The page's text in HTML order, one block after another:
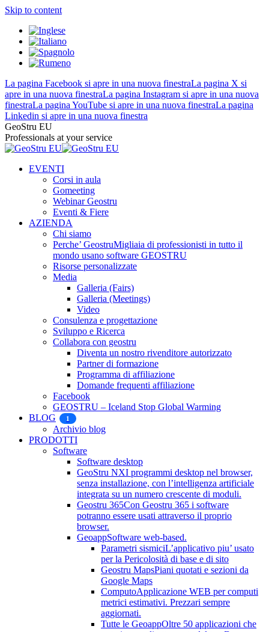
Skip to content
La pagina Facebook si apre in una nuova finestraLa pagina X si
apre in una nuova finestraLa pagina Instagram si apre in una nuova
finestraLa pagina YouTube si apre in una nuova finestraLa pagina
Linkedin si apre in una nuova finestra
GeoStru EU
Professionals at your service
EVENTI
Corsi in aula
Gomeeting
Webinar Geostru
Eventi & Fiere
AZIENDA
Chi siamo
Perche’ GeostruMigliaia di professionisti in tutto il
mondo usano software GEOSTRU
Risorse personalizzate
Media
Galleria (Fairs)
Galleria (Meetings)
Video
Consulenza e progettazione
Sviluppo e Ricerca
Collabora con geostru
Diventa un nostro rivenditore autorizzato
Partner di formazione
Programma di affiliazione
Domande frequenti affiliazione
Facebook
GEOSTRU – Iceland Stop Global Warming
BLOG
1
Archivio blog
PRODOTTI
Software
Software desktop
GeoStru NXI programmi desktop nel browser,
senza installazione, con l’intelligenza artificiale
integrata su un numero crescente di moduli.
Geostru 365Con Geostru 365 i software
potranno essere usati attraverso il proprio
browser.
GeoappSoftware web-based.
Parametri sismiciL’applicativo piu’ usato
per la Pericolosità di base e di sito
Geostru MapsPiani quotati e sezioni da
Google Maps
ComputoApplicazione WEB per computi
metrici estimativi. Prezzari sempre
aggiornati.
Tutte le GeoappOltre 50 applicazioni che